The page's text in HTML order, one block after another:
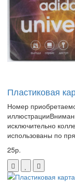
Пластиковая
Номер
исключительно
использованы по
25р.